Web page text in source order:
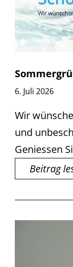
6. Juli 2026
Wir
und
Geniessen
Beitrag